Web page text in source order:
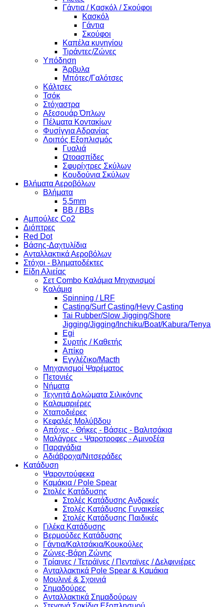
Γάντια / Κασκόλ / Σκούφοι
Κασκόλ
Γάντια
Σκούφοι
Καπέλα κυνηγίου
Τιράντες/Ζώνες
Υπόδηση
Άρβυλα
Μπότες/Γαλότσες
Κάλτσες
Τσόκ
Στόχαστρα
Αξεσουάρ Όπλων
Πέλματα Κοντακίων
Φυσίγγια Αδρανίας
Λοιπός Εξοπλισμός
Γυαλιά
Ωτοασπίδες
Σφυρίχτρες Σκύλων
Κουδούνια Σκύλων
Βλήματα Αεροβόλων
Βλήματα
5,5mm
BB / BBs
Αμπούλες Co2
Διόπτρες
Red Dot
Βάσης-Δαχτυλίδια
Ανταλλακτικά Αεροβόλων
Στόχοι - Βληματοδέκτες
Είδη Αλιείας
Σετ Combo Καλάμια Μηχανισμοί
Καλάμια
Spinning / LRF
Casting/Surf Casting/Hevy Casting
Tai Rubber/Slow Jigging/Shore
Jigging/Jigging/Inchiku/Boat/Kabura/Tenya
Egi
Συρτής / Καθετής
Απίκο
Εγγλέζικο/Macth
Μηχανισμοί Ψαρέματος
Πετονιές
Νήματα
Τεχνητά Δολώματα Σιλικόνης
Καλαμαριέρες
Χταποδιέρες
Κεφαλές Μολύβδου
Απόχες - Θήκες - Βάσεις - Βαλιτσάκια
Μαλάγρες - Ψαροτροφες - Αμινοξέα
Παραγάδια
Αδιάβροχα/Νιτσεράδες
Κατάδυση
Ψαροντούφεκα
Καμάκια / Pole Spear
Στολές Κατάδυσης
Στολές Κατάδυσης Ανδρικές
Στολές Κατάδυσης Γυναικείες
Στολές Κατάδυσης Παιδικές
Γιλέκα Κατάδυσης
Βερμούδες Κατάδυσης
Γάντια/Καλτσάκια/Κουκούλες
Ζώνες-Βάρη Ζώνης
Τρίαινες / Τετράϊνες / Πενταϊνες / Δελφινιέρες
Ανταλλακτικά Pole Spear & Καμάκια
Μουλινέ & Σχοινιά
Σημαδούρες
Ανταλλακτικά Σημαδούρων